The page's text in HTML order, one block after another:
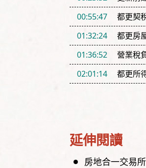
00:55:47
都更契
01:32:24
都更房
01:36:52
營業稅
02:01:14
都更所
延伸閱讀
房地合一交易